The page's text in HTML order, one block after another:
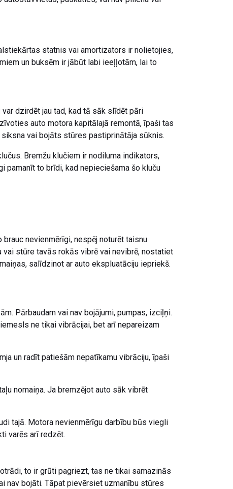
statnis vai amortizators ir nolietojies,
un buksēm ir jābūt labi ieeļļotām, lai to
dzirdēt jau tad, kad tā sāk slīdēt pāri
auto motora kapitālajā remontā, īpaši tas
vai bojāts stūres pastiprinātāja sūknis.
Bremžu klučiem ir nodiluma indikators,
pamanīt to brīdi, kad nepieciešama šo kluču
nevienmērīgi, nespēj noturēt taisnu
stūre tavās rokās vibrē vai nevibrē, nostatiet
salīdzinot ar auto ekspluatāciju iepriekš.
Pārbaudam vai nav bojājumi, pumpas, izciļņi.
ne tikai vibrācijai, bet arī nepareizam
un radīt patiešām nepatīkamu vibrāciju, īpaši
nomaiņa. Ja bremzējot auto sāk vibrēt
tajā. Motora nevienmērīgu darbību būs viegli
varēs arī redzēt.
to ir grūti pagriezt, tas ne tikai samazinās
nav bojāti. Tāpat pievērsiet uzmanību stūres